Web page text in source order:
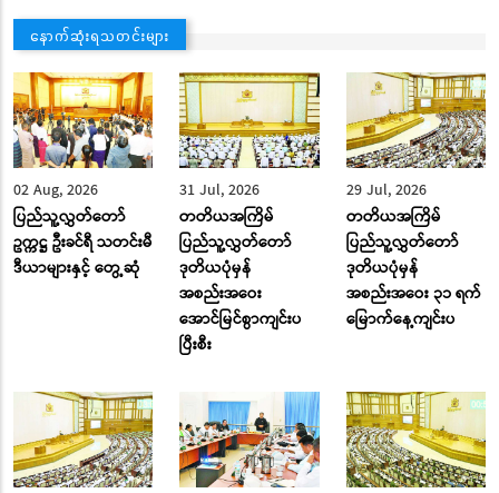
နောက်ဆုံးရသတင်းများ
02 Aug, 2026
ပြည်သူ့လွှတ်တော်
ဥက္ကဋ္ဌ ဦးခင်ရီ သတင်းမီ
ဒီယာများနှင့် တွေ့ဆုံ
31 Jul, 2026
တတိယအကြိမ်
ပြည်သူ့လွှတ်တော်
ဒုတိယပုံမှန်
အစည်းအဝေး
အောင်မြင်စွာကျင်းပ
ပြီးစီး
29 Jul, 2026
တတိယအကြိမ်
ပြည်သူ့လွှတ်တော်
ဒုတိယပုံမှန်
အစည်းအဝေး ၃၁ ရက်
မြောက်နေ့ကျင်းပ